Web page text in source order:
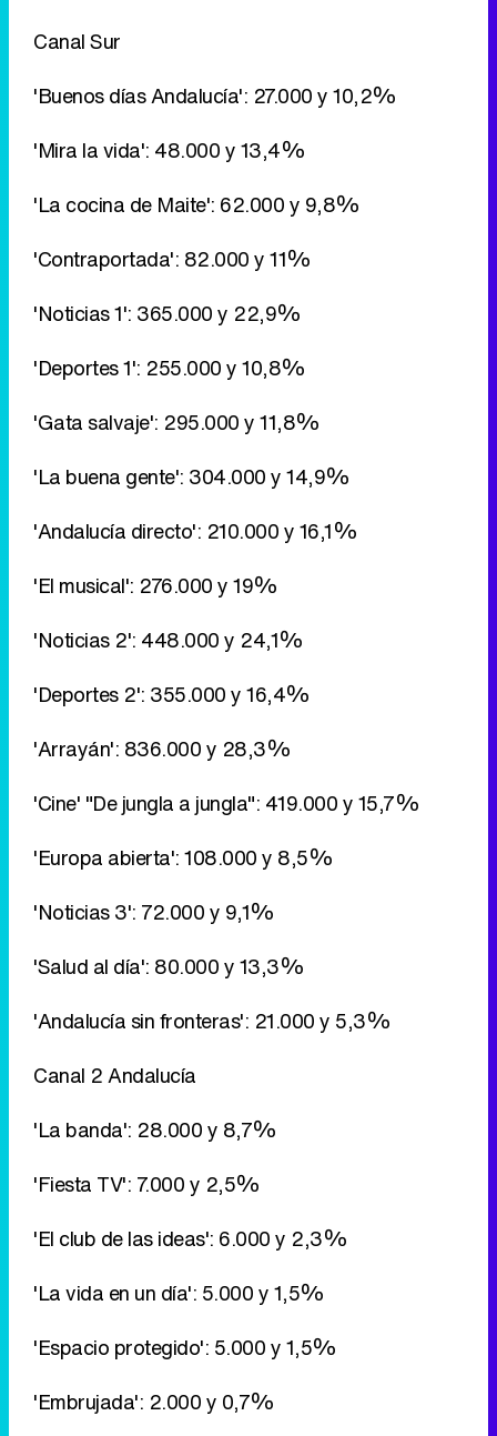
Canal Sur
'Buenos días Andalucía': 27.000 y 10,2%
'Mira la vida': 48.000 y 13,4%
'La cocina de Maite': 62.000 y 9,8%
'Contraportada': 82.000 y 11%
'Noticias 1': 365.000 y 22,9%
'Deportes 1': 255.000 y 10,8%
'Gata salvaje': 295.000 y 11,8%
'La buena gente': 304.000 y 14,9%
'Andalucía directo': 210.000 y 16,1%
'El musical': 276.000 y 19%
'Noticias 2': 448.000 y 24,1%
'Deportes 2': 355.000 y 16,4%
'Arrayán': 836.000 y 28,3%
'Cine' "De jungla a jungla": 419.000 y 15,7%
'Europa abierta': 108.000 y 8,5%
'Noticias 3': 72.000 y 9,1%
'Salud al día': 80.000 y 13,3%
'Andalucía sin fronteras': 21.000 y 5,3%
Canal 2 Andalucía
'La banda': 28.000 y 8,7%
'Fiesta TV': 7.000 y 2,5%
'El club de las ideas': 6.000 y 2,3%
'La vida en un día': 5.000 y 1,5%
'Espacio protegido': 5.000 y 1,5%
'Embrujada': 2.000 y 0,7%